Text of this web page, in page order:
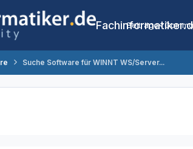
Beiträge
Suche Software für WINNT WS/Server...